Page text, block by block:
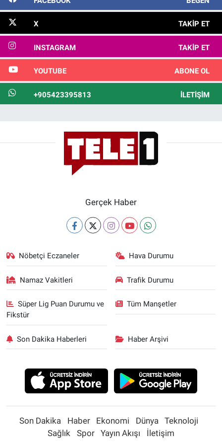
X TAKIP ET
INSTAGRAM TAKIP ET
YOUTUBE ABONE OL
+905423395813 İLETIŞIM
Gerçek Haber
Nöbetçi Eczaneler Hava Durumu
Namaz Vakitleri Trafik Durumu
Süper Lig Puan Durumu ve
Fikstür
Tüm Manşetler
Son Dakika Haberleri Haber Arşivi
Son Dakika Haber Ekonomi Dünya
Teknoloji
Sağlık
Spor Yayın Akışı İletişim